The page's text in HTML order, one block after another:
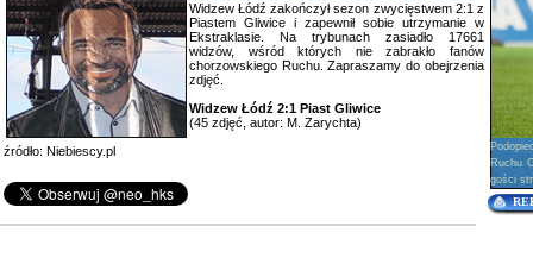
Widzew Łódź zakończył sezon zwycięstwem 2:1 z
Piastem Gliwice i zapewnił sobie utrzymanie w
Ekstraklasie. Na trybunach zasiadło 17661
widzów, wśród których nie zabrakło fanów
chorzowskiego Ruchu. Zapraszamy do obejrzenia
zdjęć.
Widzew Łódź 2:1 Piast Gliwice
(45 zdjęć, autor: M. Zarychta)
źródło: Niebiescy.pl
Ruchu
gości